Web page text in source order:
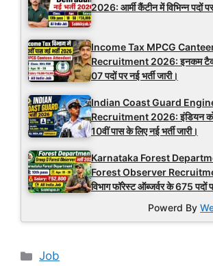
2026: आर्मी कैंटीन में विभिन्न पदों पर
Income Tax MPCG
Recruitment 2026: इनकम
07 पदों पर नई भर्ती जारी।
Indian Coast Guard
Recruitment 2026: इंडियन कोस्ट
10वीं पास के लिए नई भर्ती जारी।
Karnataka Forest
Forest Observer
विभाग फॉरेस्ट ऑब्जर्वर के 675 पदों
Powerd By
Categories
Job